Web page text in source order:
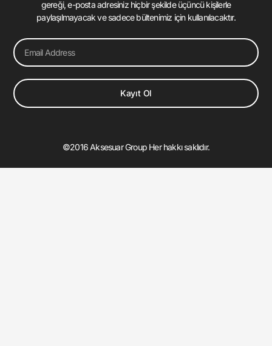
gereği, e-posta adresiniz hiçbir şekilde üçüncü kişilerle
paylaşılmayacak ve sadece bültenimiz için kullanılacaktır.
Email
Kayıt Ol
©2016 Aksesuar Group Her hakkı saklıdır.